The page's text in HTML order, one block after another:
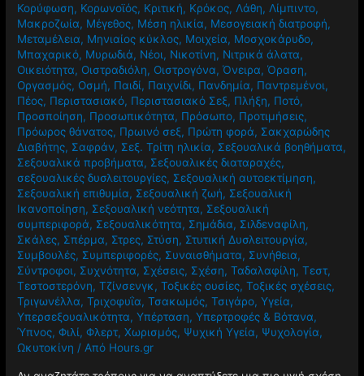
Κορύφωση, Κορωνοϊός, Κριτική, Κρόκος, Λάθη, Λίμπιντο,
Μακροζωία, Μέγεθος, Μέση ηλικία, Μεσογειακή διατροφή,
Μεταμέλεια, Μηνιαίος κύκλος, Μοιχεία, Μοσχοκάρυδο,
Μπαχαρικό, Μυρωδιά, Νέοι, Νικοτίνη, Νιτρικά άλατα,
Οικειότητα, Οιστραδιόλη, Οιστρογόνα,Όνειρα,Όραση,
Οργασμός, Οσμή, Παιδί, Παιχνίδι, Πανδημία, Παντρεμένοι,
Πέος, Περιστασιακό, Περιστασιακό Σεξ, Πλήξη, Ποτό,
Προσποίηση, Προσωπικότητα, Πρόσωπο, Προτιμήσεις,
Πρόωρος θάνατος, Πρωινό σεξ, Πρώτη φορά, Σακχαρώδης
Διαβήτης, Σαφράν, Σεξ. Τρίτη ηλικία, Σεξουαλικά βοηθήματα,
Σεξουαλικά προβήματα, Σεξουαλικές διαταραχές,
σεξουαλικές δυσλειτουργίες, Σεξουαλική αυτοεκτίμηση,
Σεξουαλική επιθυμία, Σεξουαλική ζωή, Σεξουαλική
Ικανοποίηση, Σεξουαλική νεότητα, Σεξουαλική
συμπεριφορά, Σεξουαλικότητα, Σημάδια, Σιλδεναφίλη,
Σκάλες, Σπέρμα, Στρες, Στύση, Στυτική Δυσλειτουργία,
Συμβουλές, Συμπεριφορές, Συναισθήματα, Συνήθεια,
Σύντροφοι, Συχνότητα, Σχέσεις, Σχέση,Ταδαλαφίλη,Τεστ,
Τεστοστερόνη,Τζίνσενγκ,Τοξικές ουσίες,Τοξικές σχέσεις,
Τριγωνέλλα,Τριχοφυΐα,Τσακωμός,Τσιγάρο,Υγεία,
Υπερσεξουαλικότητα,Υπέρταση,Υπερτροφές & Βότανα,
Ύπνος,Φιλί,Φλερτ,Χωρισμός, Ψυχική Υγεία, Ψυχολογία,
Ωκυτοκίνη / Από Hours.gr